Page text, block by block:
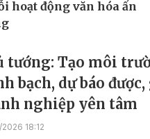
hoạt động văn hóa ấn
tướng: Tạo môi
bạch, dự báo
nghiệp yên tâm
18:12